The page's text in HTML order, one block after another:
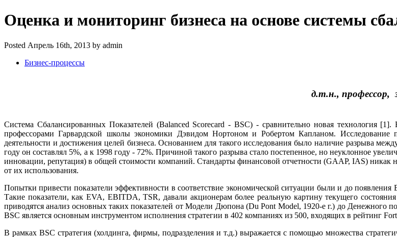
Оценка и мониторинг бизнеса на основе системы
Posted Апрель 16th, 2013 by admin
Бизнес-процессы
д.т.н., профессор,
Система Сбалансированных Показателей (Balanced Scorecard - BSC) - сравнительно новая технология
профессорами Гарвардской школы экономики Дэвидом Нортоном и Робертом Капланом.
деятельности и достижения целей бизнеса. Основанием для такого исследования было наличие разрыва
году он составлял 5%, а к 1998 году - 72%. Причиной такого разрыва стало постепенное, но неуклонное
инновации, репутация) в общей стоимости компаний. Стандарты финансовой отчетности (GAAP, IAS) никак
от их использования.
Попытки привести показатели эффективности в соответствие экономической ситуации были и до
Такие показатели, как EVA, EBITDA, TSR, давали акционерам более реальную картину текущего
приводятся анализ основных таких показателей от Модели Дюпона (Du Pont Model, 1920-e г.) до Денежного
BSC является основным инструментом исполнения стратегии в 402 компаниях из 500, входящих в рейтинг
В рамках BSC стратегия (холдинга, фирмы, подразделения и т.д.) выражается с помощью множества